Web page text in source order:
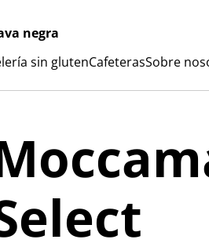
negra
sin glutenCafeterasSobre